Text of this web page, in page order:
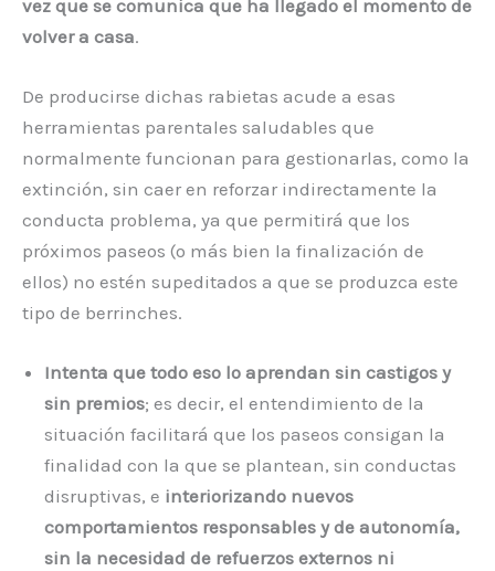
vez que se comunica que ha llegado el momento de
volver a casa.
De producirse dichas rabietas acude a esas
herramientas parentales saludables que
normalmente funcionan para gestionarlas, como la
extinción, sin caer en reforzar indirectamente la
conducta problema, ya que permitirá que los
próximos paseos (o más bien la finalización de
ellos) no estén supeditados a que se produzca este
tipo de berrinches.
Intenta que todo eso lo aprendan sin castigos y
sin premios; es decir, el entendimiento de la
situación facilitará que los paseos consigan la
finalidad con la que se plantean, sin conductas
disruptivas, e interiorizando nuevos
comportamientos responsables y de autonomía,
sin la necesidad de refuerzos externos ni